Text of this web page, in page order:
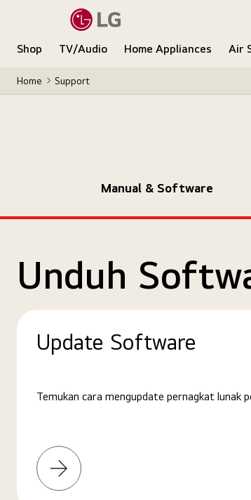
Shop TV/Audio Home Appliances Air
Home Support
Manual & Software
Unduh
Update Software
Temukan cara mengupdate pernagkat lunak
Pelajari
selengkapnya